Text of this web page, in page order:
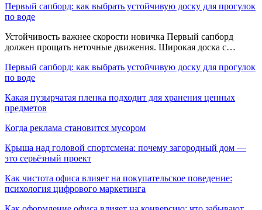
Первый сапборд: как выбрать устойчивую доску для прогулок
по воде
Устойчивость важнее скорости новичка Первый сапборд
должен прощать неточные движения. Широкая доска с…
Первый сапборд: как выбрать устойчивую доску для прогулок
по воде
Какая пузырчатая пленка подходит для хранения ценных
предметов
Когда реклама становится мусором
Крыша над головой спортсмена: почему загородный дом —
это серьёзный проект
Как чистота офиса влияет на покупательское поведение:
психология цифрового маркетинга